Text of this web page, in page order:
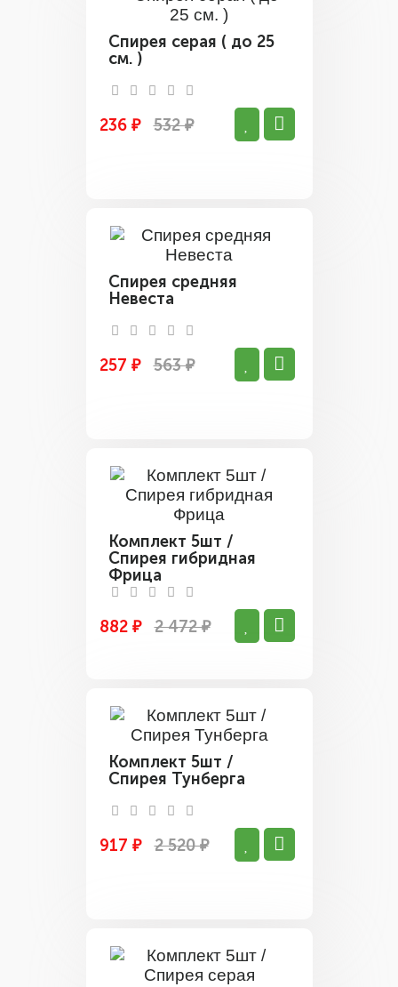
Спирея серая ( до 25
см. )
236 ₽ 532 ₽
Спирея средняя
Невеста
257 ₽ 563 ₽
Комплект 5шт /
Спирея гибридная
Фрица
882 ₽ 2 472 ₽
Комплект 5шт /
Спирея Тунберга
917 ₽ 2 520 ₽